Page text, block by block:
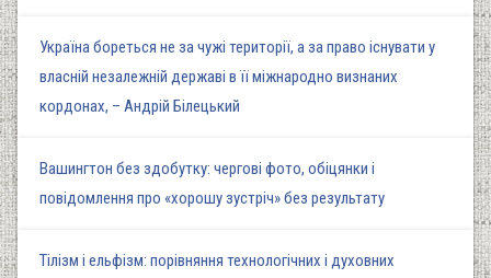
Україна бореться не за чужі території, а за право існувати у
власній незалежній державі в її міжнародно визнаних
кордонах, – Андрій Білецький
Вашингтон без здобутку: чергові фото, обіцянки і
повідомлення про «хорошу зустріч» без результату
Тілізм і ельфізм: порівняння технологічних і духовних